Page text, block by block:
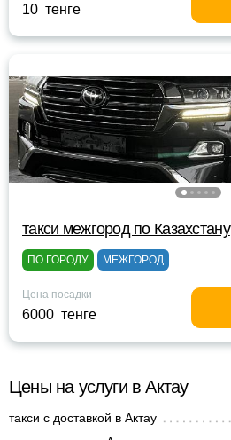
10 тенге
такси межгород по Казахстану
ПО ГОРОДУ МЕЖГОРОД
Цена посадки
6000 тенге
Цены на услуги в Актау
такси с доставкой в Актау